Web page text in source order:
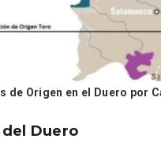
de Origen en el Duero por
Duero